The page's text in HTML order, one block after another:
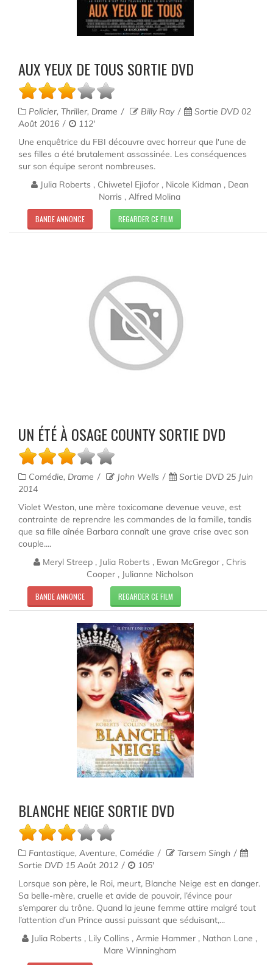
AUX YEUX DE TOUS SORTIE DVD
Policier, Thriller, Drame Billy Ray
Sortie DVD 02
Août 2016
112'
Une enquêtrice du FBI découvre avec horreur que l'une de
ses filles a été brutalement assassinée. Les conséquences
sur son équipe seront nombreuses.
Julia Roberts , Chiwetel Ejiofor , Nicole Kidman , Dean
Norris , Alfred Molina
BANDE ANNONCE REGARDER CE FILM
UN ÉTÉ À OSAGE COUNTY SORTIE DVD
Comédie, Drame John Wells
Sortie DVD 25 Juin
2014
Violet Weston, une mère toxicomane devenue veuve, est
contrainte de reprendre les commandes de la famille, tandis
que sa fille aînée Barbara connaît une grave crise avec son
couple....
Meryl Streep , Julia Roberts , Ewan McGregor , Chris
Cooper , Julianne Nicholson
BANDE ANNONCE REGARDER CE FILM
BLANCHE NEIGE SORTIE DVD
Fantastique, Aventure, Comédie
Tarsem Singh
Sortie DVD 15 Août 2012
105'
Lorsque son père, le Roi, meurt, Blanche Neige est en danger.
Sa belle-mère, cruelle et avide de pouvoir, l’évince pour
s’emparer du trône. Quand la jeune femme attire malgré tout
l’attention d’un Prince aussi puissant que séduisant,...
Julia Roberts , Lily Collins , Armie Hammer , Nathan Lane ,
Mare Winningham